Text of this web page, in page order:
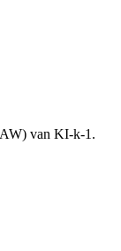
van KI-k-1.